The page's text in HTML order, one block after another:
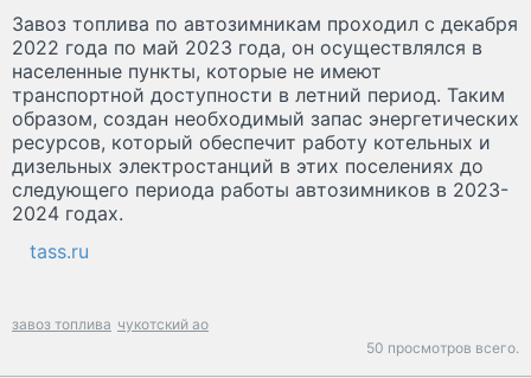
Завоз топлива по автозимникам проходил с декабря
2022 года по май 2023 года, он осуществлялся в
населенные пункты, которые не имеют
транспортной доступности в летний период. Таким
образом, создан необходимый запас энергетических
ресурсов, который обеспечит работу котельных и
дизельных электростанций в этих поселениях до
следующего периода работы автозимников в 2023-
2024 годах.
tass.ru
завоз топлива чукотский ао
50 просмотров всего.